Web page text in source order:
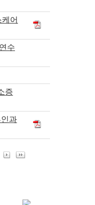
어
수
증
과